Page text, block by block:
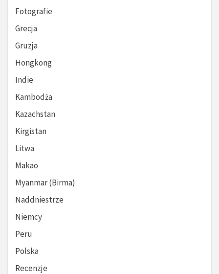
Fotografie
Grecja
Gruzja
Hongkong
Indie
Kambodża
Kazachstan
Kirgistan
Litwa
Makao
Myanmar (Birma)
Naddniestrze
Niemcy
Peru
Polska
Recenzje